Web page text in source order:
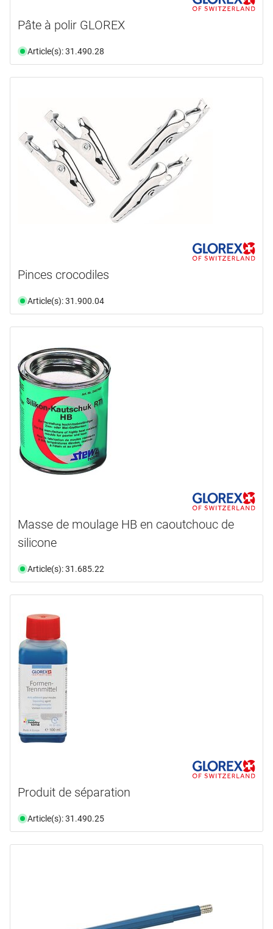
Pâte à polir GLOREX
Article(s): 31.490.28
Pinces crocodiles
Article(s): 31.900.04
Masse de moulage HB en caoutchouc de
silicone
Article(s): 31.685.22
Produit de séparation
Article(s): 31.490.25